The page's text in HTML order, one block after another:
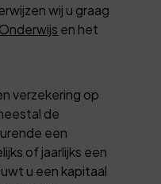
wij u graag
en het
verzekering op
de
een
of jaarlijks een
u een kapitaal